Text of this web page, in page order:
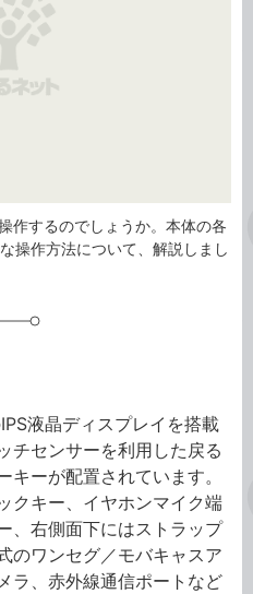
作するのでしょうか。本体の各
操作方法について、解説しまし
液晶ディスプレイを搭載
チセンサーを利用した戻る
ーが配置されています。
クキー、イヤホンマイク端
、右側面下にはストラップ
のワンセグ／モバキャスア
ラ、赤外線通信ポートなど